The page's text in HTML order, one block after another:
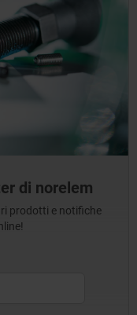
di norelem
prodotti e notifiche